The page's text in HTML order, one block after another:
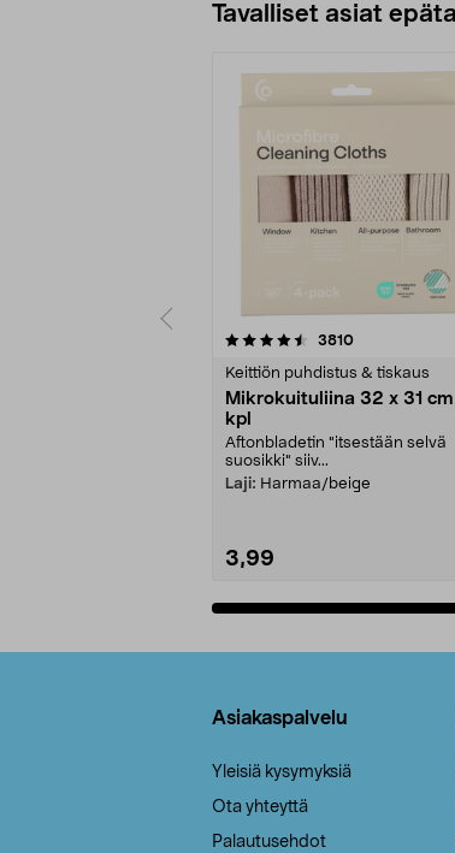
Tavalliset asiat
3810arvostelut
Keittiön puhdistus & tiskaus
Mikrokuituliina 32 x 31
kpl
Aftonbladetin "itsestään selvä
suosikki" siiv...
Laji: Harmaa/beige
3,99
4.5viidestä
Asiakaspalvelu
Yleisiä kysymyksiä
Ota yhteyttä
Palautusehdot